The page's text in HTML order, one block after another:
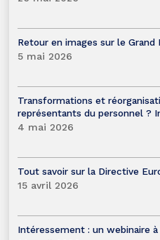
Retour en images sur le Grand
5 mai 2026
Transformations et
représentants du personnel ?
4 mai 2026
Tout savoir sur la Directive
15 avril 2026
Intéressement : un webinaire